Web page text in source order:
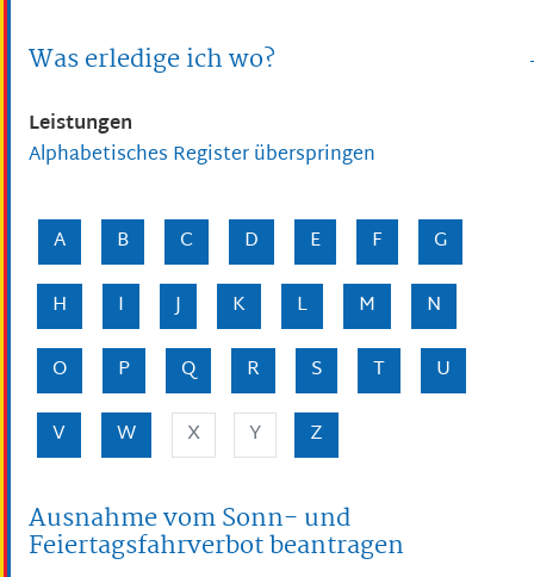
Was erledige ich wo?
Leistungen
Alphabetisches Register überspringen
A B C D E F
G
H
I J K L M
N
O
P Q R S T
U
V
W X Y Z
Ausnahme vom Sonn- und
Feiertagsfahrverbot beantragen